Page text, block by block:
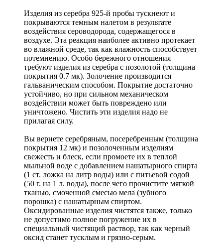
Изделия из серебра 925-й пробы тускнеют и
покрываются темным налетом в результате
воздействия сероводорода, содержащегося в
воздухе. Эта реакция наиболее активно протекает
во влажной среде, так как влажность способствует
потемнению. Особо бережного отношения
требуют изделия из серебра с позолотой (толщина
покрытия 0.7 мк). Золочение производится
гальваническим способом. Покрытие достаточно
устойчиво, но при сильном механическом
воздействии может быть повреждено или
уничтожено. Чистить эти изделия надо не
прилагая силу.
Вы вернете серебряным, посеребренным (толщина
покрытия 12 мк) и позолоченным изделиям
свежесть и блеск, если промоете их в теплой
мыльной воде с добавлением нашатырного спирта
(1 ст. ложка на литр воды) или с питьевой содой
(50 г. на 1 л. воды), после чего прочистите мягкой
тканью, смоченной смесью мела (зубного
порошка) с нашатырным спиртом.
Оксидированные изделия чистятся также, только
не допустимо полное погружение их в
специальный чистящий раствор, так как черный
оксид станет тусклым и грязно-серым.